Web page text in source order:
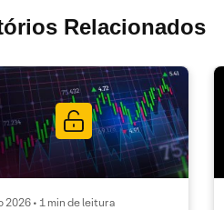
Relacionados
2026 • 1 min de leitura